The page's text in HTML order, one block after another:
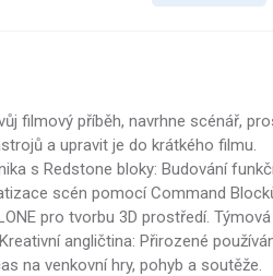
filmový příběh, navrhne scénář,
a upravit je do krátkého filmu.
s Redstone bloky: Budování
scén pomocí Command
pro tvorbu 3D prostředí. Týmová
angličtina: Přirozené
na venkovní hry, pohyb a soutěže.